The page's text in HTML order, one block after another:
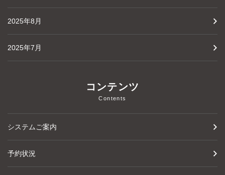
2025年8月
2025年7月
コンテンツ
Contents
システムご案内
予約状況